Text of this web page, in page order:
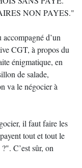
NON PAYES."
d’un
CGT, à propos du
énigmatique, en
de salade,
va le négocier à
il faut faire les
tout et tout le
C’est sûr, on